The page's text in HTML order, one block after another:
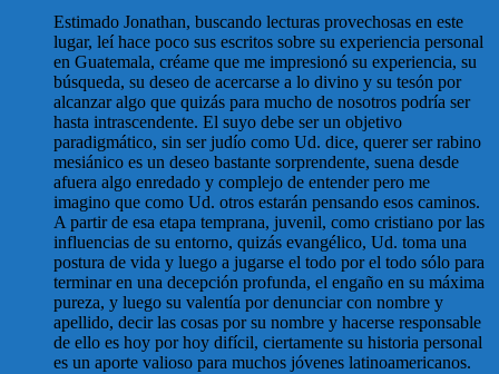
Estimado Jonathan, buscando lecturas provechosas en este
lugar, leí hace poco sus escritos sobre su experiencia personal
en Guatemala, créame que me impresionó su experiencia, su
búsqueda, su deseo de acercarse a lo divino y su tesón por
alcanzar algo que quizás para mucho de nosotros podría ser
hasta intrascendente. El suyo debe ser un objetivo
paradigmático, sin ser judío como Ud. dice, querer ser rabino
mesiánico es un deseo bastante sorprendente, suena desde
afuera algo enredado y complejo de entender pero me
imagino que como Ud. otros estarán pensando esos caminos.
A partir de esa etapa temprana, juvenil, como cristiano por las
influencias de su entorno, quizás evangélico, Ud. toma una
postura de vida y luego a jugarse el todo por el todo sólo para
terminar en una decepción profunda, el engaño en su máxima
pureza, y luego su valentía por denunciar con nombre y
apellido, decir las cosas por su nombre y hacerse responsable
de ello es hoy por hoy difícil, ciertamente su historia personal
es un aporte valioso para muchos jóvenes latinoamericanos.